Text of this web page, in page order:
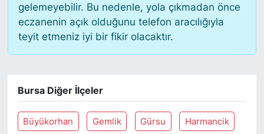
gelemeyebilir. Bu nedenle, yola çıkmadan önce
eczanenin açık olduğunu telefon aracılığıyla
teyit etmeniz iyi bir fikir olacaktır.
Bursa Diğer İlçeler
Büyükorhan Gemlik Gürsu Harmancik
SEKTÖR
SİYASET
SON DAKİKA HABERİ
SPOR